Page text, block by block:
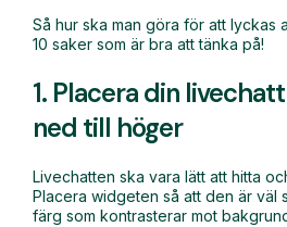
Så hur ska man göra för att lyckas
10 saker som är bra att tänka på!
1. Placera din
ned till höger
Livechatten ska vara lätt att hitta
Placera widgeten så att den är väl
färg som kontrasterar mot